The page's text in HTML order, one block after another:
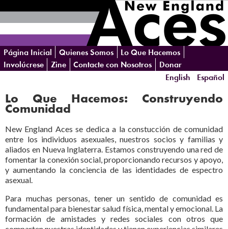
Skip
navigation
Página Inicial Quienes Somos
Lo Que Hacemos
Involúcrese
Zine Contacte con Nosotros
Donar
English
Español
Lo Que Hacemos: Construyendo
Comunidad
New England Aces se dedica a la constucción de comunidad
entre los individuos asexuales, nuestros socios y familias y
aliados en Nueva Inglaterra. Estamos construyendo una red de
fomentar la conexión social, proporcionando recursos y apoyo,
y aumentando la conciencia de las identidades de espectro
asexual.
Para muchas personas, tener un sentido de comunidad es
fundamental para bienestar salud física, mental y emocional. La
formación de amistades y redes sociales con otros que